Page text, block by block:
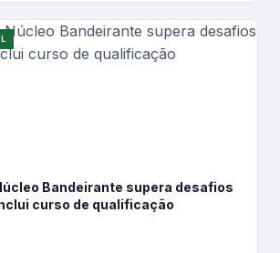
Bandeirante supera desafios
curso de qualificação